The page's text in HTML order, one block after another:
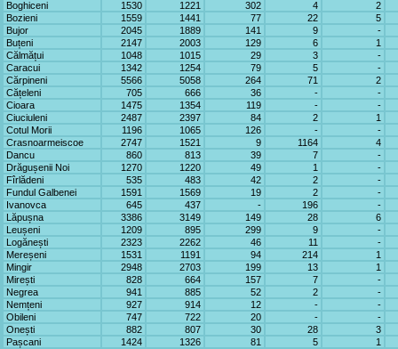
Boghiceni
1530 1221 302 4
2
Bozieni
1559 1441 77 22
5
Bujor
2045 1889 141 9
-
Buțeni
2147 2003 129 6
1
Călmățui
1048 1015 29 3
-
Caracui
1342 1254 79 5
-
Cărpineni
5566 5058 264 71
2
Cățeleni
705 666 36 -
-
Cioara
1475 1354 119 -
-
Ciuciuleni
2487 2397 84 2
1
Cotul Morii
1196 1065 126 -
-
Crasnoarmeiscoe
2747 1521 9 1164
4
Dancu
860 813 39 7
-
Drăgușenii Noi
1270 1220 49 1
-
Fîrlădeni
535 483 42 2
-
Fundul Galbenei
1591 1569 19 2
-
Ivanovca
645 437 - 196
-
Lăpușna
3386 3149 149 28
6
Leușeni
1209 895 299 9
-
Logănești
2323 2262 46 11
-
Mereșeni
1531 1191 94 214
1
Mingir
2948 2703 199 13
1
Mirești
828 664 157 7
-
Negrea
941 885 52 2
-
Nemțeni
927 914 12 -
-
Obileni
747 722 20 -
-
Onești
882 807 30 28
3
Pașcani
1424 1326 81 5 1